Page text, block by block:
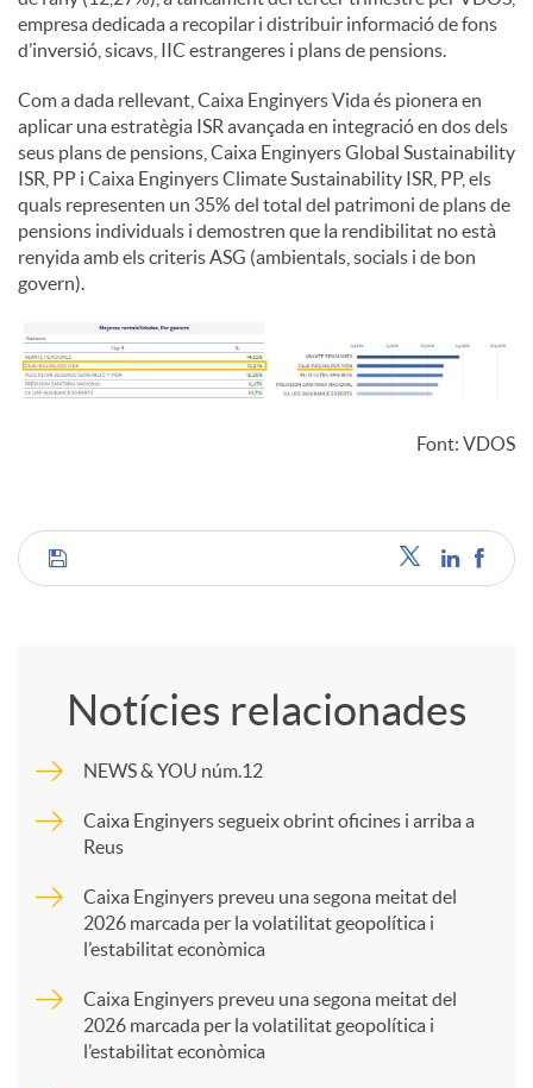
empresa dedicada a recopilar i distribuir informació de fons
d’inversió, sicavs, IIC estrangeres i plans de pensions.
Com a dada rellevant, Caixa Enginyers Vida és pionera en
aplicar una estratègia ISR avançada en integració en dos dels
seus plans de pensions, Caixa Enginyers Global Sustainability
ISR, PP i Caixa Enginyers Climate Sustainability ISR, PP, els
quals representen un 35% del total del patrimoni de plans de
pensions individuals i demostren que la rendibilitat no està
renyida amb els criteris ASG (ambientals, socials i de bon
govern).
Font: VDOS
C
p
a
Notícies relacionades
NEWS & YOU núm.12
Caixa Enginyers segueix obrint oficines i arriba a
Reus
Caixa Enginyers preveu una segona meitat del
2026 marcada per la volatilitat geopolítica i
l’estabilitat econòmica
Caixa Enginyers preveu una segona meitat del
2026 marcada per la volatilitat geopolítica i
l’estabilitat econòmica